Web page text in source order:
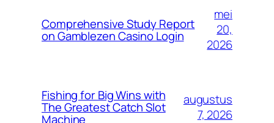
Comprehensive Study Report
on Gamblezen Casino Login
mei
20,
2026
Fishing for Big Wins with
The Greatest Catch Slot
Machine
augustus
7, 2026